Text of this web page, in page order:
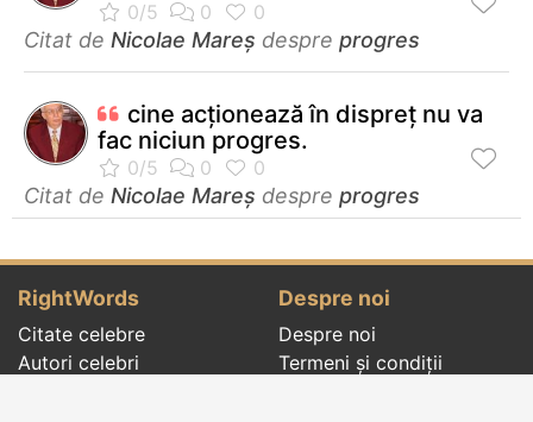
Citat de Nicolae Mareș despre progres
cine acționează în dispreț nu va
fac niciun progres.
Citat de Nicolae Mareș despre progres
RightWords
Citate celebre
Autori celebri
Despre noi
Despre noi
Termeni și condiții